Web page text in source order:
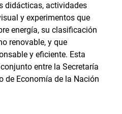
didácticas, actividades
y experimentos que
energía, su clasificación
renovable, y que
y eficiente. Esta
entre la Secretaría
de Economía de la Nación